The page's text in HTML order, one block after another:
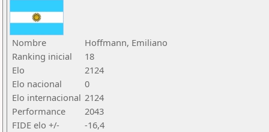
Nombre
Hoffmann, Emiliano
Ranking inicial
18
Elo
2124
Elo nacional
0
Elo internacional 2124
Performance
2043
FIDE elo +/-
-16,4